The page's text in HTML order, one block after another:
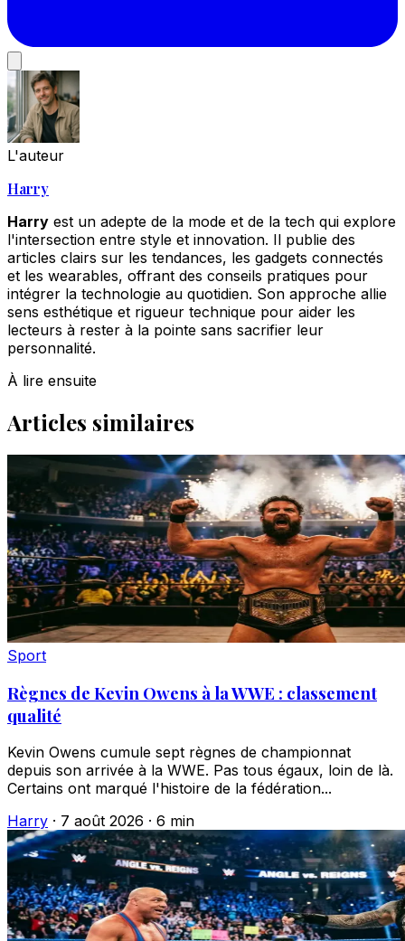
L'auteur
Harry
Harry est un adepte de la mode et de la tech qui explore
l'intersection entre style et innovation. Il publie des
articles clairs sur les tendances, les gadgets connectés
et les wearables, offrant des conseils pratiques pour
intégrer la technologie au quotidien. Son approche allie
sens esthétique et rigueur technique pour aider les
lecteurs à rester à la pointe sans sacrifier leur
personnalité.
À lire ensuite
Articles similaires
Sport
Règnes de Kevin Owens à la WWE : classement
qualité
Kevin Owens cumule sept règnes de championnat
depuis son arrivée à la WWE. Pas tous égaux, loin de là.
Certains ont marqué l'histoire de la fédération...
Harry · 7 août 2026 · 6 min